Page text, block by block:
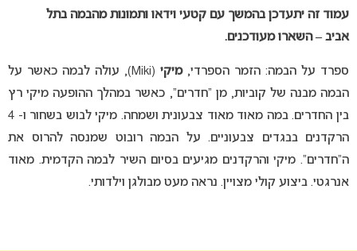
עמוד זה יתעדכן בהמשך עם קטעי וידאו ותמונות מהבמה בתל
אביב – השארו מעודכנים.
ספרד על הבמה: הזמר הספרדי,מיקי
(Miki), עולה לבמה כאשר על
הבמה מבנה של קוביות, מן “חדרים”, כאשר במהלך ההופעה מיקי רץ
בין החדרים. במה מאוד מאוד צבעונית ושמחה. מיקי לבוש בשחור ו- 4
הרקדנים בבגדים צבעוניים. על הבמה רובוט שמנסה להרוס את
ה”חדרים”. מיקי והרקדנים מגיעים בסיום השיר לבמה הקדמית. מאוד
אנרגטי. ביצוע קולי מצויין. נראה מעט מבולגן וילדותי.